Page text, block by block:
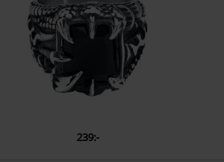
Skicka kommentar
239:-